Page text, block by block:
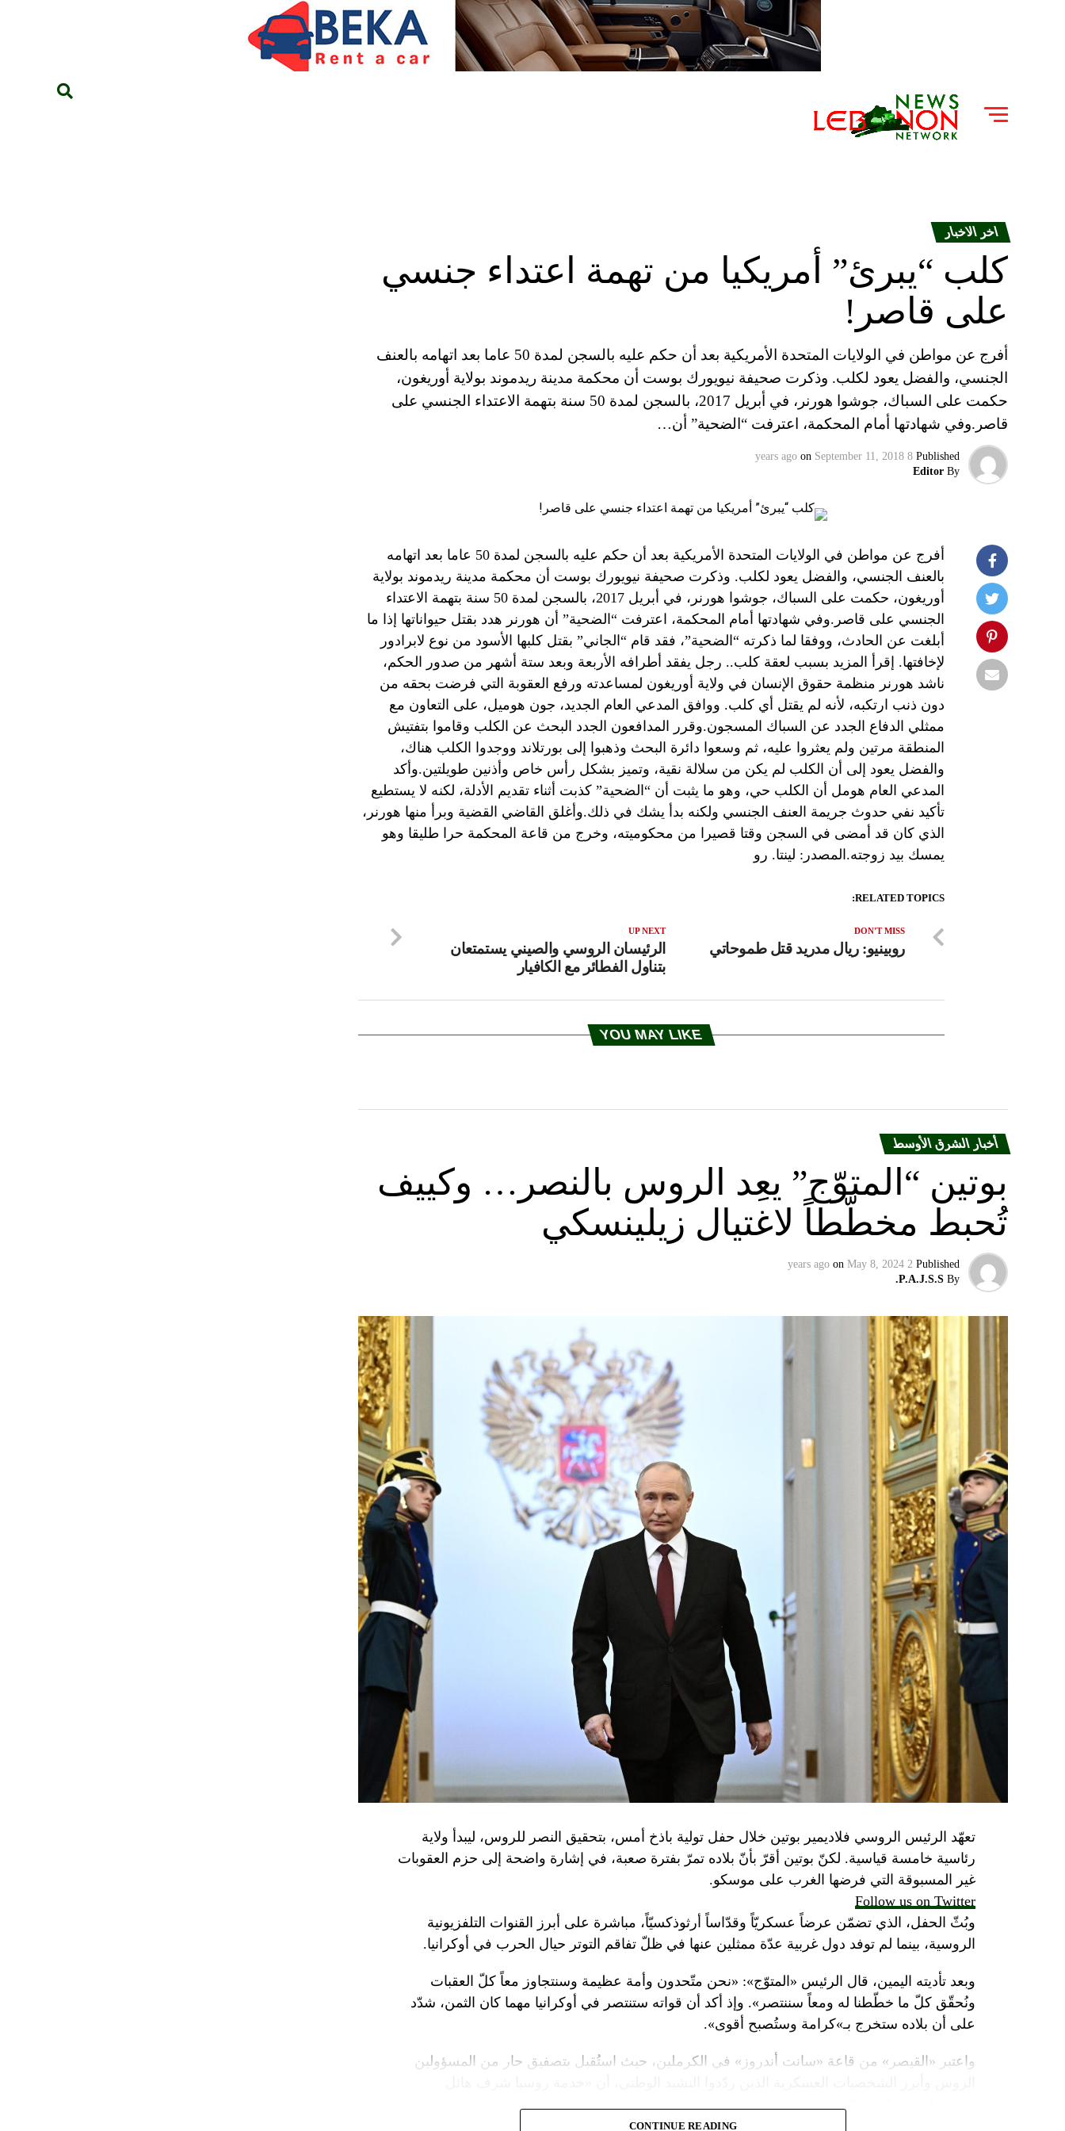
اخر الاخبار
كلب “يبرئ” أمريكيا من تهمة اعتداء جنسي
على قاصر!
أفرج عن مواطن في الولايات المتحدة الأمريكية بعد أن حكم عليه بالسجن لمدة 50 عاما بعد اتهامه بالعنف
الجنسي، والفضل يعود لكلب. وذكرت صحيفة نيويورك بوست أن محكمة مدينة ريدموند بولاية أوريغون،
حكمت على السباك، جوشوا هورنر، في أبريل 2017، بالسجن لمدة 50 سنة بتهمة الاعتداء الجنسي على
قاصر.وفي شهادتها أمام المحكمة، اعترفت “الضحية” أن…
Published
8 years ago
on September 11, 2018
By
Editor
أفرج عن مواطن في الولايات المتحدة الأمريكية بعد أن حكم عليه بالسجن لمدة 50 عاما بعد اتهامه
بالعنف الجنسي، والفضل يعود لكلب. وذكرت صحيفة نيويورك بوست أن محكمة مدينة ريدموند بولاية
أوريغون، حكمت على السباك، جوشوا هورنر، في أبريل 2017، بالسجن لمدة 50 سنة بتهمة الاعتداء
الجنسي على قاصر.وفي شهادتها أمام المحكمة، اعترفت “الضحية” أن هورنر هدد بقتل حيواناتها إذا ما
أبلغت عن الحادث، ووفقا لما ذكرته “الضحية”، فقد قام “الجاني” بقتل كلبها الأسود من نوع لابرادور
لإخافتها. إقرأ المزيد بسبب لعقة كلب.. رجل يفقد أطرافه الأربعة وبعد ستة أشهر من صدور الحكم،
ناشد هورنر منظمة حقوق الإنسان في ولاية أوريغون لمساعدته ورفع العقوبة التي فرضت بحقه من
دون ذنب ارتكبه، لأنه لم يقتل أي كلب. ووافق المدعي العام الجديد، جون هوميل، على التعاون مع
ممثلي الدفاع الجدد عن السباك المسجون.وقرر المدافعون الجدد البحث عن الكلب وقاموا بتفتيش
المنطقة مرتين ولم يعثروا عليه، ثم وسعوا دائرة البحث وذهبوا إلى بورتلاند ووجدوا الكلب هناك،
والفضل يعود إلى أن الكلب لم يكن من سلالة نقية، وتميز بشكل رأس خاص وأذنين طويلتين.وأكد
المدعي العام هومل أن الكلب حي، وهو ما يثبت أن “الضحية” كذبت أثناء تقديم الأدلة، لكنه لا يستطيع
تأكيد نفي حدوث جريمة العنف الجنسي ولكنه بدأ يشك في ذلك.وأغلق القاضي القضية وبرأ منها هورنر،
الذي كان قد أمضى في السجن وقتا قصيرا من محكوميته، وخرج من قاعة المحكمة حرا طليقا وهو
يمسك بيد زوجته.المصدر: لينتا. رو
RELATED TOPICS:
UP NEXT
الرئيسان الروسي والصيني يستمتعان
بتناول الفطائر مع الكافيار
DON'T MISS
روبينيو: ريال مدريد قتل طموحاتي
YOU MAY LIKE
أخبار الشرق الأوسط
بوتين “المتوّج” يعِد الروس بالنصر… وكييف
تُحبط مخطّطاً لاغتيال زيلينسكي
Published
2 years ago
on May 8, 2024
By
P.A.J.S.S.
تعهّد الرئيس الروسي فلاديمير بوتين خلال حفل تولية باذخ أمس، بتحقيق النصر للروس، ليبدأ ولاية
رئاسية خامسة قياسية. لكنّ بوتين أقرّ بأنّ بلاده تمرّ بفترة صعبة، في إشارة واضحة إلى حزم العقوبات
غير المسبوقة التي فرضها الغرب على موسكو.
Follow us on Twitter
وبُثّ الحفل، الذي تضمّن عرضاً عسكريّاً وقدّاساً أرثوذكسيّاً، مباشرة على أبرز القنوات التلفزيونية
الروسية، بينما لم توفد دول غربية عدّة ممثلين عنها في ظلّ تفاقم التوتر حيال الحرب في أوكرانيا.
وبعد تأديته اليمين، قال الرئيس «المتوّج»: «نحن متّحدون وأمة عظيمة وسنتجاوز معاً كلّ العقبات
ونُحقّق كلّ ما خطّطنا له ومعاً سننتصر». وإذ أكد أن قواته ستنتصر في أوكرانيا مهما كان الثمن، شدّد
على أن بلاده ستخرج بـ»كرامة وستُصبح أقوى».
واعتبر «القيصر» من قاعة «سانت أندروز» في الكرملين، حيث استُقبل بتصفيق حار من المسؤولين
CONTINUE READING